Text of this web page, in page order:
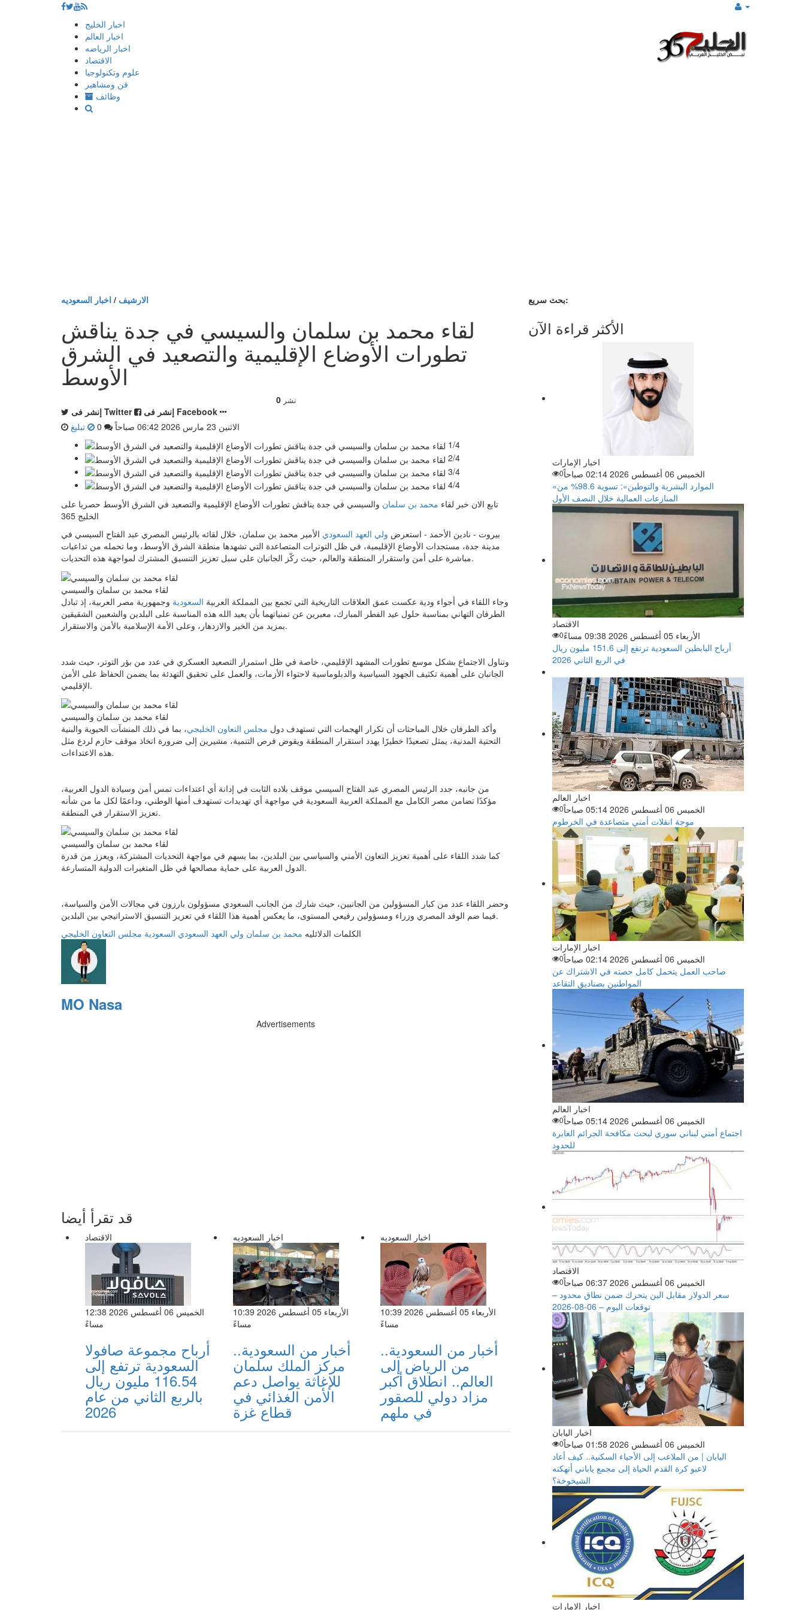
إذهب
المحتوى
اخبار الخليج
اخبار العالم
اخبار الرياضه
الاقتصاد
علوم وتكنولوجيا
فن ومشاهير
وظائف
الارشيف / اخبار السعوديه
لقاء محمد بن سلمان والسيسي في جدة يناقش
تطورات الأوضاع الإقليمية والتصعيد في الشرق
الأوسط
0 نشر
إنشر فى Twitter
إنشر فى Facebook
الاثنين 23 مارس 2026 06:42 صباحاً
تبليغ
1/4
2/4
3/4
4/4
تابع الان خبر لقاء محمد بن سلمان والسيسي في جدة يناقش تطورات الأوضاع الإقليمية والتصعيد في الشرق الأوسط حصريا على
الخليج 365
بيروت - نادين الأحمد - استعرض ولي العهد السعودي الأمير محمد بن سلمان، خلال لقائه بالرئيس المصري عبد الفتاح السيسي في
مدينة جدة، مستجدات الأوضاع الإقليمية، في ظل التوترات المتصاعدة التي تشهدها منطقة الشرق الأوسط، وما تحمله من تداعيات
مباشرة على أمن واستقرار المنطقة والعالم، حيث ركّز الجانبان على سبل تعزيز التنسيق المشترك لمواجهة هذه التحديات.
لقاء محمد بن سلمان والسيسي
وجاء اللقاء في أجواء ودية عكست عمق العلاقات التاريخية التي تجمع بين المملكة العربية السعودية وجمهورية مصر العربية، إذ تبادل
الطرفان التهاني بمناسبة حلول عيد الفطر المبارك، معبرين عن تمنياتهما بأن يعيد الله هذه المناسبة على البلدين والشعبين الشقيقين
بمزيد من الخير والازدهار، وعلى الأمة الإسلامية بالأمن والاستقرار.
وتناول الاجتماع بشكل موسع تطورات المشهد الإقليمي، خاصة في ظل استمرار التصعيد العسكري في عدد من بؤر التوتر، حيث شدد
الجانبان على أهمية تكثيف الجهود السياسية والدبلوماسية لاحتواء الأزمات، والعمل على تحقيق التهدئة بما يضمن الحفاظ على الأمن
الإقليمي.
لقاء محمد بن سلمان والسيسي
وأكد الطرفان خلال المباحثات أن تكرار الهجمات التي تستهدف دول مجلس التعاون الخليجي، بما في ذلك المنشآت الحيوية والبنية
التحتية المدنية، يمثل تصعيدًا خطيرًا يهدد استقرار المنطقة ويقوض فرص التنمية، مشيرين إلى ضرورة اتخاذ موقف حازم لردع مثل
هذه الاعتداءات.
من جانبه، جدد الرئيس المصري عبد الفتاح السيسي موقف بلاده الثابت في إدانة أي اعتداءات تمس أمن وسيادة الدول العربية،
مؤكدًا تضامن مصر الكامل مع المملكة العربية السعودية في مواجهة أي تهديدات تستهدف أمنها الوطني، وداعمًا لكل ما من شأنه
تعزيز الاستقرار في المنطقة.
لقاء محمد بن سلمان والسيسي
كما شدد اللقاء على أهمية تعزيز التعاون الأمني والسياسي بين البلدين، بما يسهم في مواجهة التحديات المشتركة، ويعزز من قدرة
الدول العربية على حماية مصالحها في ظل المتغيرات الدولية المتسارعة.
وحضر اللقاء عدد من كبار المسؤولين من الجانبين، حيث شارك من الجانب السعودي مسؤولون بارزون في مجالات الأمن والسياسة،
فيما ضم الوفد المصري وزراء ومسؤولين رفيعي المستوى، ما يعكس أهمية هذا اللقاء في تعزيز التنسيق الاستراتيجي بين البلدين.
الكلمات الدلائليه محمد بن سلمان ولي العهد السعودي السعودية مجلس التعاون الخليجي
MO Nasa
Advertisements
قد تقرأ أيضا
الاقتصاد
الخميس 06 أغسطس 2026 12:38
مساءً
أرباح مجموعة صافولا
السعودية ترتفع إلى
116.54 مليون ريال
بالربع الثاني من عام
2026
اخبار السعوديه
الأربعاء 05 أغسطس 2026 10:39
مساءً
أخبار من السعودية..
مركز الملك سلمان
للإغاثة يواصل دعم
الأمن الغذائي في
قطاع غزة
اخبار السعوديه
الأربعاء 05 أغسطس 2026 10:39
مساءً
أخبار من السعودية..
من الرياض إلى
العالم.. انطلاق أكبر
مزاد دولي للصقور
في ملهم
بحث سريع:
الأكثر قراءة الآن
اخبار الإمارات
الخميس 06 أغسطس 2026 02:14 صباحاً
0
«الموارد البشرية والتوطين»: تسوية 98.6% من
المنازعات العمالية خلال النصف الأول
الاقتصاد
الأربعاء 05 أغسطس 2026 09:38 مساءً
0
أرباح البابطين السعودية ترتفع إلى 151.6 مليون ريال
في الربع الثاني 2026
اخبار العالم
الخميس 06 أغسطس 2026 05:14 صباحاً
0
موجة انفلات أمني متصاعدة في الخرطوم
اخبار الإمارات
الخميس 06 أغسطس 2026 02:14 صباحاً
0
صاحب العمل يتحمل كامل حصته في الاشتراك عن
المواطنين بصناديق التقاعد
اخبار العالم
الخميس 06 أغسطس 2026 05:14 صباحاً
0
اجتماع أمني لبناني سوري لبحث مكافحة الجرائم العابرة
للحدود
الاقتصاد
الخميس 06 أغسطس 2026 06:37 صباحاً
0
سعر الدولار مقابل الين يتحرك ضمن نطاق محدود –
توقعات اليوم – 06-08-2026
اخبار اليابان
الخميس 06 أغسطس 2026 01:58 صباحاً
0
اليابان | من الملاعب إلى الأحياء السكنية.. كيف أعاد
لاعبو كرة القدم الحياة إلى مجمع ياباني أنهكته
الشيخوخة؟
اخبار الإمارات